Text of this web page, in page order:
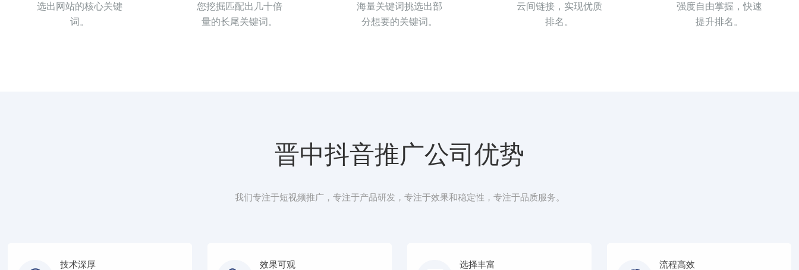
选出网站的核心关键
词。
您挖掘匹配出几十倍
量的长尾关键词。
海量关键词挑选出部
分想要的关键词。
云间链接，实现优质
排名。
强度自由掌握，快速
提升排名。
晋中抖音推广公司优势
我们专注于短视频推广，专注于产品研发，专注于效果和稳定性，专注于品质服务。
技术深厚 效果可观 选择丰富 流程高效